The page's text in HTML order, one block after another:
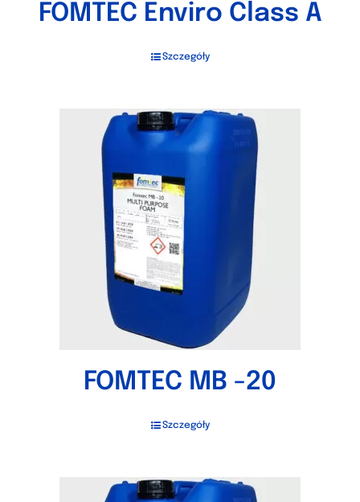
FOMTEC Enviro Class A
Szczegóły
FOMTEC MB -20
Szczegóły